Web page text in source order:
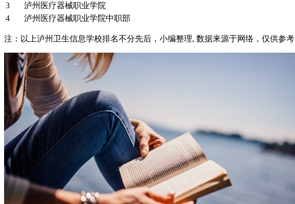
3
泸州医疗器械职业学院
4
泸州医疗器械职业学院中职部
注：以上泸州卫生信息学校排名不分先后，小编整理, 数据来源于网络，仅供参考